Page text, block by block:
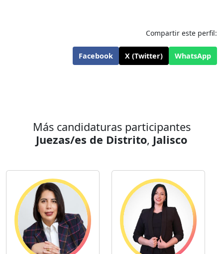
Compartir este perfil:
Facebook X (Twitter) WhatsApp
Más candidaturas participantes
Juezas/es de Distrito, Jalisco